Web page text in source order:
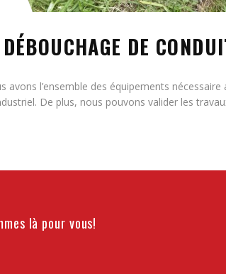
DÉBOUCHAGE DE
avons l’ensemble des équipements
De plus, nous pouvons valider les
là pour vous!